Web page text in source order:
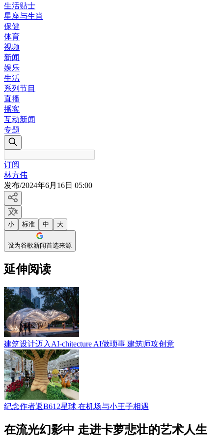
生活贴士
星座与生肖
保健
体育
视频
新闻
娱乐
生活
系列节目
直播
播客
互动新闻
专题
订阅
林方伟
发布/2024年6月16日 05:00
小 标准 中 大
设为谷歌新闻首选来源
延伸阅读
建筑设计迈入AI-chitecture AI做琐事 建筑师攻创意
纪念作者返B612星球 在机场与小王子相遇
在流光幻影中 走进卡萝悲壮的艺术人生